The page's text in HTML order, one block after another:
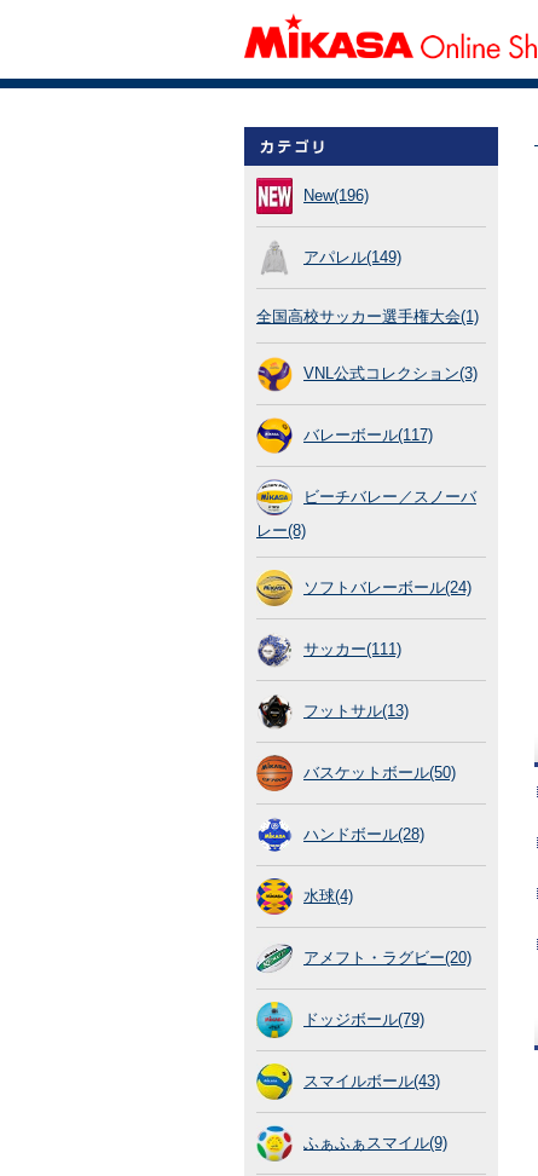
New(196)
アパレル(149)
全国高校サッカー選手権大会(1)
VNL公式コレクション(3)
バレーボール(117)
ビーチバレー／スノーバ
レー(8)
ソフトバレーボール(24)
サッカー(111)
フットサル(13)
バスケットボール(50)
ハンドボール(28)
水球(4)
アメフト・ラグビー(20)
ドッジボール(79)
スマイルボール(43)
ふぁふぁスマイル(9)